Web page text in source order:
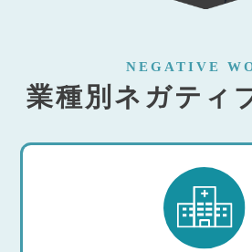
NEGATIVE
業種別ネガティ